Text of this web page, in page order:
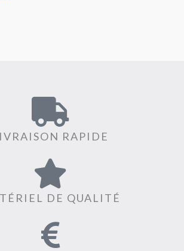
RAPIDE
DE QUALITÉ